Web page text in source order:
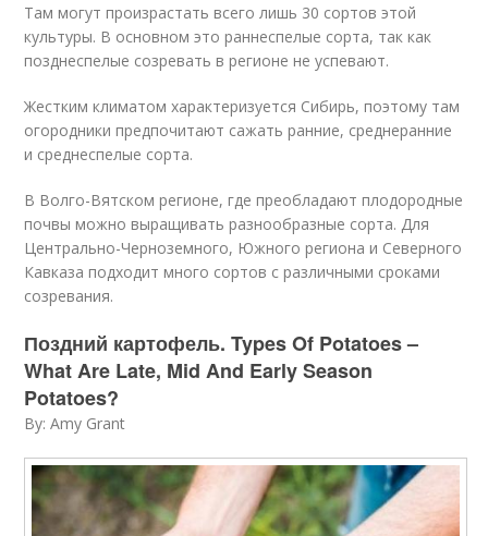
Там могут произрастать всего лишь 30 сортов этой
культуры. В основном это раннеспелые сорта, так как
позднеспелые созревать в регионе не успевают.
Жестким климатом характеризуется Сибирь, поэтому там
огородники предпочитают сажать ранние, среднеранние
и среднеспелые сорта.
В Волго-Вятском регионе, где преобладают плодородные
почвы можно выращивать разнообразные сорта. Для
Центрально-Черноземного, Южного региона и Северного
Кавказа подходит много сортов с различными сроками
созревания.
Поздний картофель. Types Of Potatoes –
What Are Late, Mid And Early Season
Potatoes?
By: Amy Grant